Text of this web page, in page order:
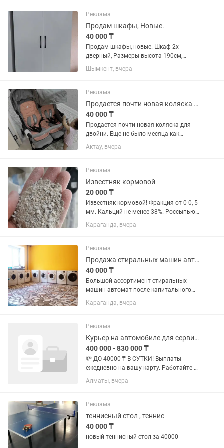
Реклама
Продам шкафы, Новые.
40 000 ₸
Продам шкафы, новые. Шкаф 2х
дверный, Размеры высота 190см,
длина 80см, глубина 50см. Цвет белый,
матовый, без ящиков , Цена 40000
, длина 80 см , глубина 50...
Шымкент, вчера
Реклама
Продается почти новая коляска для двойни
40 000 ₸
Продается почти новая коляска для
двойни. Еще не было месяца как
приобрели коляску. У меня погодки.
Первая дочка хочет самостоятельно
каспи новая стоит 111 990...
Актау, вчера
Реклама
Известняк кормовой
20 000 ₸
Известняк кормовой! Фракция от 0-0, 5
мм. Кальций не менее 38%. Россыпью
20000 тг тонна. Заказ от 20 тонн.
Фасованный 40000 тг. Тонна.
Караганда, вчера
Реклама
Продажа стиральных машин автомат
40 000 ₸
Большой ассортимент стиральных
машин автомат после капитального
ремонта На любой вкус В различной
ценовой категории Гарантия
Караганда, вчера
Реклама
Курьер на автомобиле для сервиса Яндекс еда
400 000 - 830 000 ₸
💸 ДО 40000 ₸ В СУТКИ! Выплаты
ежедневно на вашу карту. Работайте в
удобном районе и в удобное время на
собственном автомобиле. Нет авто?
неделю! Жми «откликнуться»...
Алматы, вчера
Реклама
теннисный стол , теннис
40 000 ₸
новый теннисный стол за 40000